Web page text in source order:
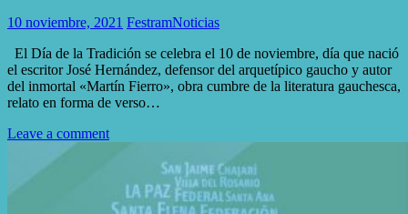
10 noviembre, 2021 FestramNoticias
El Día de la Tradición se celebra el 10 de noviembre, día que nació
el escritor José Hernández, defensor del arquetípico gaucho y autor
del inmortal «Martín Fierro», obra cumbre de la literatura gauchesca,
relato en forma de verso…
Leave a comment